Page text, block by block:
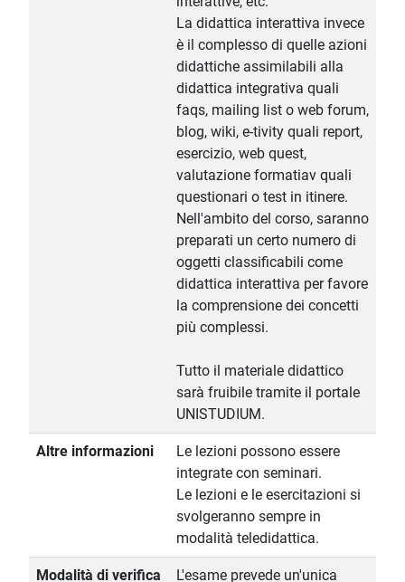
La didattica interattiva invece
è il complesso di quelle azioni
didattiche assimilabili alla
didattica integrativa quali
faqs, mailing list o web forum,
blog, wiki, e-tivity quali report,
esercizio, web quest,
valutazione formatiav quali
questionari o test in itinere.
Nell'ambito del corso, saranno
preparati un certo numero di
oggetti classificabili come
didattica interattiva per favore
la comprensione dei concetti
più complessi.
Tutto il materiale didattico
sarà fruibile tramite il portale
UNISTUDIUM.
Altre informazioni
Le lezioni possono essere
integrate con seminari.
Le lezioni e le esercitazioni si
svolgeranno sempre in
modalità teledidattica.
Modalità di verifica L'esame prevede un'unica